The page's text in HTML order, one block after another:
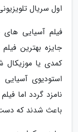
اول سریال
فیلم آسیایی
جایزه بهترین
استودیوی
نامزد گردد اما
باعث شدند که